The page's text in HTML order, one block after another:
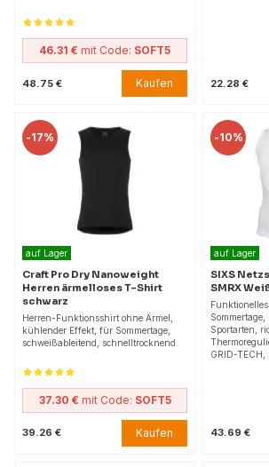
46.31 € mit Code: SOFT5
48.75 € Kaufen 22.28 €
-17%
auf Lager
Craft Pro Dry Nanoweight
Herren ärmelloses T-Shirt
schwarz
Herren-Funktionsshirt ohne Ärmel,
kühlender Effekt, für Sommertage,
schweißableitend, schnelltrocknend.
37.30 € mit Code: SOFT5
39.26 € Kaufen
-10%
auf Lager
SIXS
SMRX
Sportarten,
GRID-TECH,
43.69 €